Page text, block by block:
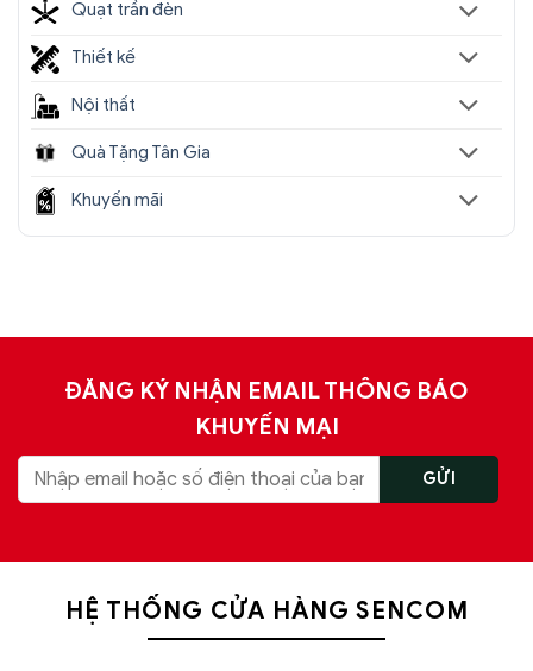
Quạt trần đèn
Thiết kế
Nội thất
Quà Tặng Tân Gia
Khuyến mãi
ĐĂNG KÝ NHẬN EMAIL THÔNG BÁO
KHUYẾN MẠI
HỆ THỐNG CỬA HÀNG SENCOM